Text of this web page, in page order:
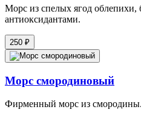
Морс из спелых ягод
антиоксидантами.
250 ₽
Морс смородиновый
Фирменный морс из смородины.